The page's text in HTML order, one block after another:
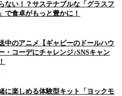
ない！？サステナブルな「グラスフ
で食卓がもっと豊かに！
中のアニメ【ギャビーのドールハウ
・コーデにチャレンジ♪SNSキャン
に楽しめる体験型キット「ヨックモ